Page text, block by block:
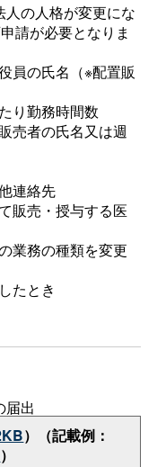
の人格が変更にな
請が必要となりま
員の氏名（※配置販
り勤務時間数
売者の氏名又は週
連絡先
販売・授与する医
業務の種類を変更
たとき
届出
）（記載例：
）